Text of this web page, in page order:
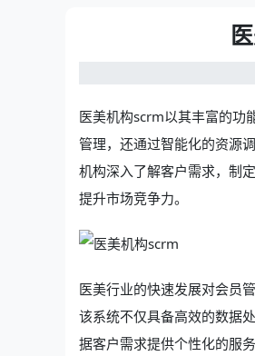
医美机构scrm以其丰富的功
管理，还通过智能化的资源
机构深入了解客户需求，制
提升市场竞争力。
医美行业的快速发展对会员
该系统不仅具备高效的数据
据客户需求提供个性化的服